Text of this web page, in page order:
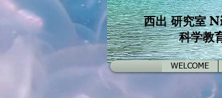
西出 研究室
科学教
WELCOME